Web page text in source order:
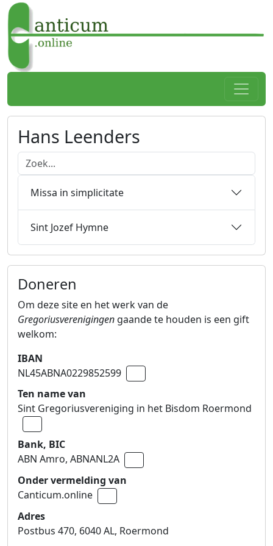
Spring naar hoofdtekst
Hans Leenders
Doorzoek onderstaande lijst
Missa in simplicitate
Sint Jozef Hymne
Doneren
Om deze site en het werk van de
Gregoriusverenigingen gaande te houden is een gift
welkom:
IBAN
NL45ABNA0229852599
Ten name van
Sint Gregoriusvereniging in het Bisdom Roermond
Bank, BIC
ABN Amro, ABNANL2A
Onder vermelding van
Canticum.online
Adres
Postbus 470, 6040 AL, Roermond